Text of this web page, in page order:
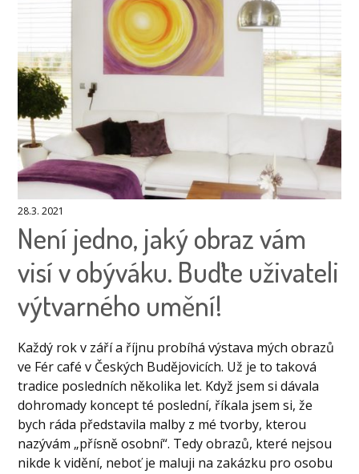
28.3. 2021
Není jedno, jaký obraz vám
visí v obýváku. Buďte uživateli
výtvarného umění!
Každý rok v září a říjnu probíhá výstava mých obrazů
ve Fér café v Českých Budějovicích. Už je to taková
tradice posledních několika let. Když jsem si dávala
dohromady koncept té poslední, říkala jsem si, že
bych ráda představila malby z mé tvorby, kterou
nazývám „přísně osobní“. Tedy obrazů, které nejsou
nikde k vidění, neboť je maluji na zakázku pro osobu